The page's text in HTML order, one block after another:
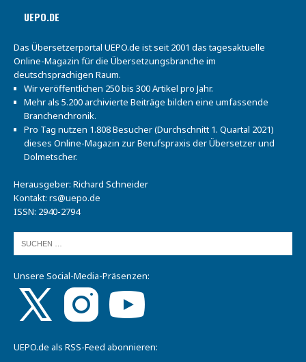
UEPO.DE
Das Übersetzerportal UEPO.de ist seit 2001 das tagesaktuelle
Online-Magazin für die Übersetzungsbranche im
deutschsprachigen Raum.
Wir veröffentlichen 250 bis 300 Artikel pro Jahr.
Mehr als 5.200 archivierte Beiträge bilden eine umfassende
Branchenchronik.
Pro Tag nutzen 1.808 Besucher (Durchschnitt 1. Quartal 2021)
dieses Online-Magazin zur Berufspraxis der Übersetzer und
Dolmetscher.
Herausgeber: Richard Schneider
Kontakt: rs@uepo.de
ISSN: 2940-2794
Unsere Social-Media-Präsenzen:
UEPO.de als RSS-Feed abonnieren: